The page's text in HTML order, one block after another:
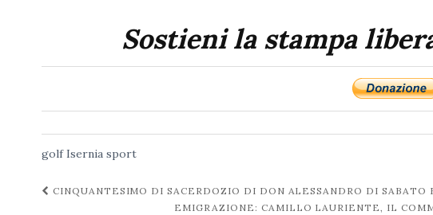
Sostieni la stampa
golf Isernia sport
Navigazione
CINQUANTESIMO DI SACERDOZIO DI DON ALESSANDRO DI SABATO
EMIGRAZIONE: CAMILLO LAURIENTE, IL